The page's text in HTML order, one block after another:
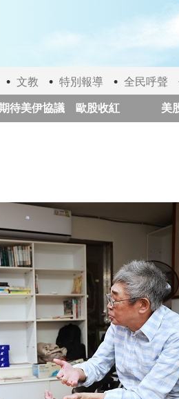
文教 特別報導 全民呼聲
伊協議 歐股收紅 美股道